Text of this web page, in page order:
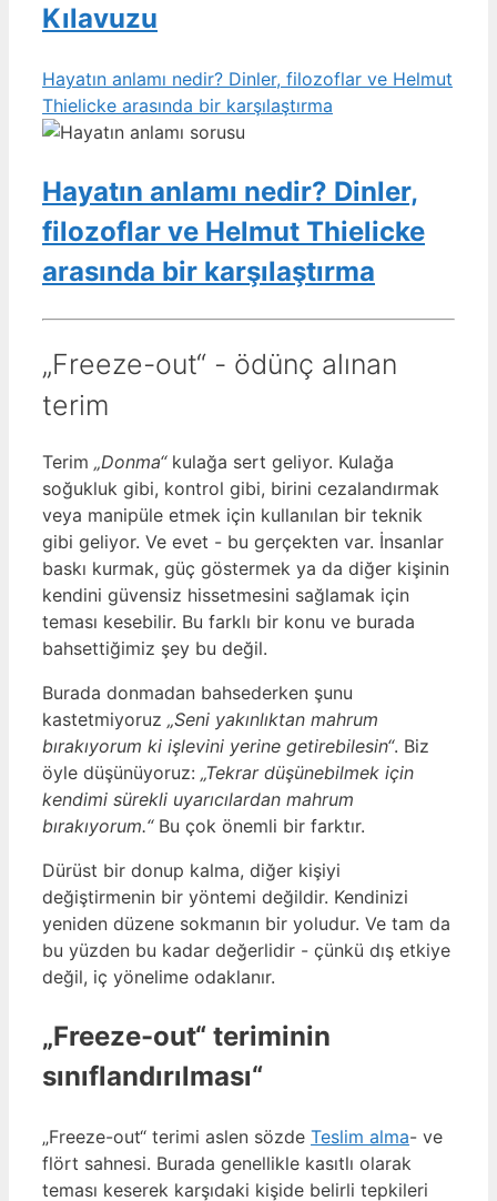
Kılavuzu
Hayatın anlamı nedir? Dinler, filozoflar ve Helmut
Thielicke arasında bir karşılaştırma
Hayatın anlamı nedir? Dinler,
filozoflar ve Helmut Thielicke
arasında bir karşılaştırma
„Freeze-out“ - ödünç alınan
terim
Terim „Donma“kulağa sert geliyor. Kulağa
soğukluk gibi, kontrol gibi, birini cezalandırmak
veya manipüle etmek için kullanılan bir teknik
gibi geliyor. Ve evet - bu gerçekten var. İnsanlar
baskı kurmak, güç göstermek ya da diğer kişinin
kendini güvensiz hissetmesini sağlamak için
teması kesebilir. Bu farklı bir konu ve burada
bahsettiğimiz şey bu değil.
Burada donmadan bahsederken şunu
kastetmiyoruz „Seni yakınlıktan mahrum
bırakıyorum ki işlevini yerine getirebilesin“. Biz
öyle düşünüyoruz: „Tekrar düşünebilmek için
kendimi sürekli uyarıcılardan mahrum
bırakıyorum.“Bu çok önemli bir farktır.
Dürüst bir donup kalma, diğer kişiyi
değiştirmenin bir yöntemi değildir. Kendinizi
yeniden düzene sokmanın bir yoludur. Ve tam da
bu yüzden bu kadar değerlidir - çünkü dış etkiye
değil, iç yönelime odaklanır.
„Freeze-out“ teriminin
sınıflandırılması“
„Freeze-out“ terimi aslen sözde Teslim alma- ve
flört sahnesi. Burada genellikle kasıtlı olarak
teması keserek karşıdaki kişide belirli tepkileri